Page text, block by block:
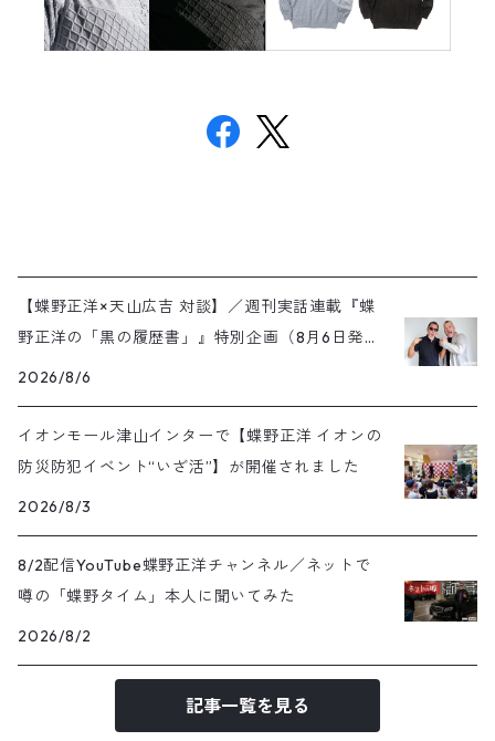
【蝶野正洋×天山広吉 対談】／週刊実話連載『蝶
野正洋の「黒の履歴書」』特別企画（8月6日発売
号）
2026/8/6
イオンモール津山インターで【蝶野正洋 イオンの
防災防犯イベント“いざ活”】が開催されました
2026/8/3
8/2配信YouTube蝶野正洋チャンネル／ネットで
噂の「蝶野タイム」本人に聞いてみた
2026/8/2
記事一覧を見る